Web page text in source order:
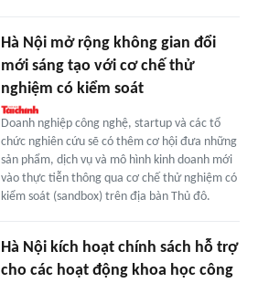
Hà Nội mở rộng không gian đổi
mới sáng tạo với cơ chế thử
nghiệm có kiểm soát
Doanh nghiệp công nghệ, startup và các tổ
chức nghiên cứu sẽ có thêm cơ hội đưa những
sản phẩm, dịch vụ và mô hình kinh doanh mới
vào thực tiễn thông qua cơ chế thử nghiệm có
kiểm soát (sandbox) trên địa bàn Thủ đô.
Hà Nội kích hoạt chính sách hỗ trợ
cho các hoạt động khoa học công